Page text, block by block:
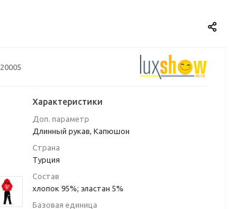
20005
Характеристики
Доп. параметр
Длинный рукав, Капюшон
Страна
Турция
Состав
хлопок 95%; эластан 5%
Базовая единица